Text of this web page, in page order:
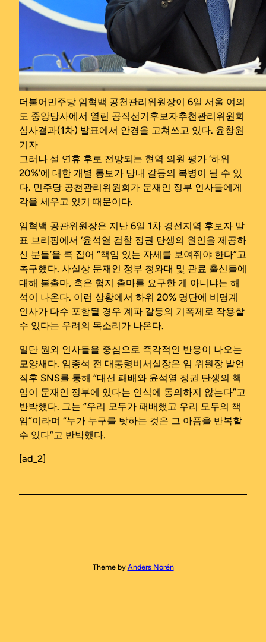
더불어민주당 임혁백 공천관리위원장이 6일 서울 여의
도 중앙당사에서 열린 공직선거후보자추천관리위원회
심사결과(1차) 발표에서 안경을 고쳐쓰고 있다. 윤창원
기자
그러나 설 연휴 후로 전망되는 현역 의원 평가 ‘하위
20%’에 대한 개별 통보가 당내 갈등의 복병이 될 수 있
다. 민주당 공천관리위원회가 문재인 정부 인사들에게
각을 세우고 있기 때문이다.
임혁백 공관위원장은 지난 6일 1차 경선지역 후보자 발
표 브리핑에서 ‘윤석열 검찰 정권 탄생의 원인을 제공하
신 분들’을 콕 집어 “책임 있는 자세를 보여줘야 한다”고
촉구했다. 사실상 문재인 정부 청와대 및 관료 출신들에
대해 불출마, 혹은 험지 출마를 요구한 게 아니냐는 해
석이 나온다. 이런 상황에서 하위 20% 명단에 비명계
인사가 다수 포함될 경우 계파 갈등의 기폭제로 작용할
수 있다는 우려의 목소리가 나온다.
일단 원외 인사들을 중심으로 즉각적인 반응이 나오는
모양새다. 임종석 전 대통령비서실장은 임 위원장 발언
직후 SNS를 통해 “대선 패배와 윤석열 정권 탄생의 책
임이 문재인 정부에 있다는 인식에 동의하지 않는다”고
반박했다. 그는 “우리 모두가 패배했고 우리 모두의 책
임”이라며 “누가 누구를 탓하는 것은 그 아픔을 반복할
수 있다”고 반박했다.
[ad_2]
Theme by Anders Norén